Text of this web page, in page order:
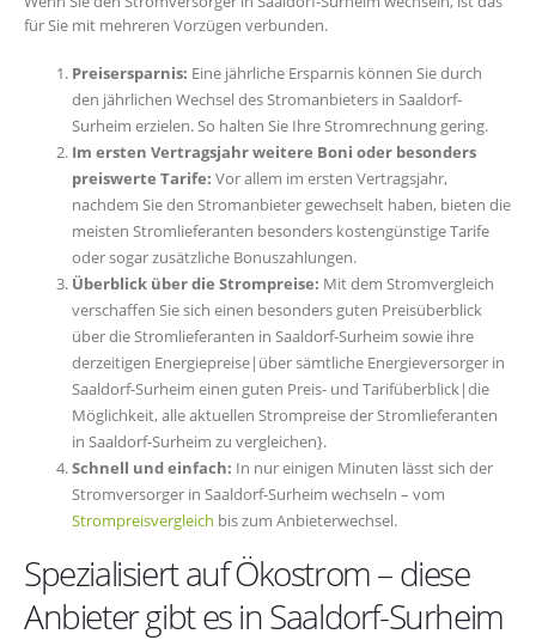
für Sie mit mehreren Vorzügen verbunden.
Preisersparnis: Eine jährliche Ersparnis können Sie durch
den jährlichen Wechsel des Stromanbieters in Saaldorf-
Surheim erzielen. So halten Sie Ihre Stromrechnung gering.
Im ersten Vertragsjahr weitere Boni oder besonders
preiswerte Tarife: Vor allem im ersten Vertragsjahr,
nachdem Sie den Stromanbieter gewechselt haben, bieten die
meisten Stromlieferanten besonders kostengünstige Tarife
oder sogar zusätzliche Bonuszahlungen.
Überblick über die Strompreise: Mit dem Stromvergleich
verschaffen Sie sich einen besonders guten Preisüberblick
über die Stromlieferanten in Saaldorf-Surheim sowie ihre
derzeitigen Energiepreise|über sämtliche Energieversorger in
Saaldorf-Surheim einen guten Preis- und Tarifüberblick|die
Möglichkeit, alle aktuellen Strompreise der Stromlieferanten
in Saaldorf-Surheim zu vergleichen}.
Schnell und einfach: In nur einigen Minuten lässt sich der
Stromversorger in Saaldorf-Surheim wechseln – vom
Strompreisvergleich bis zum Anbieterwechsel.
Spezialisiert auf Ökostrom – diese
Anbieter gibt es in Saaldorf-Surheim